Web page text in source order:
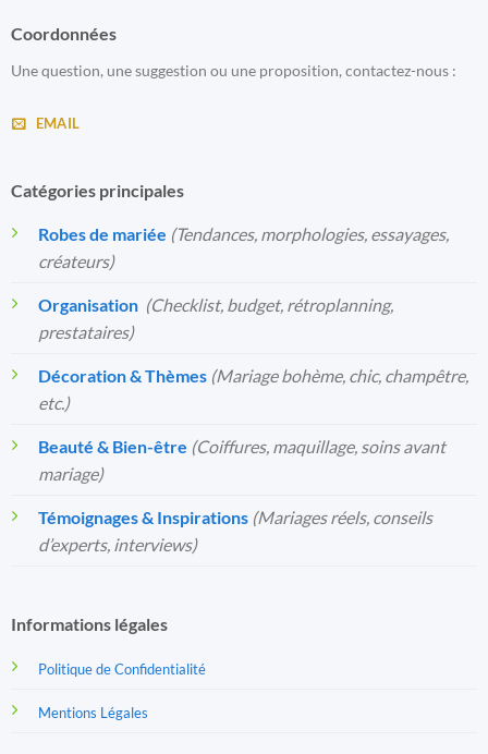
Coordonnées
Une question, une suggestion ou une proposition, contactez-nous :
EMAIL
Catégories principales
Robes de mariée (Tendances, morphologies, essayages,
créateurs)
Organisation️ (Checklist, budget, rétroplanning,
prestataires)
Décoration & Thèmes (Mariage bohème, chic, champêtre,
etc.)
Beauté & Bien-être (Coiffures, maquillage, soins avant
mariage)
Témoignages & Inspirations (Mariages réels, conseils
d’experts, interviews)
Informations légales
Politique de Confidentialité
Mentions Légales